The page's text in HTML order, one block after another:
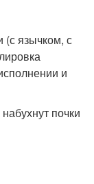
(с язычком, с
и
почки